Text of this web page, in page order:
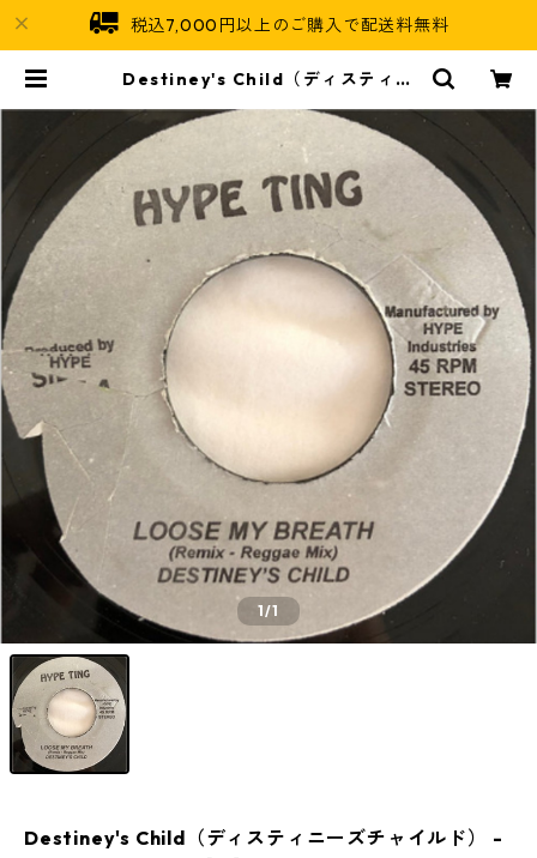
税込7,000円以上のご購入で配送料無料
Destiney's Child（ディスティニ
ath【7'】 | Jamaican Soul
1/1
Destiney's Child（ディスティニーズチャイルド） -